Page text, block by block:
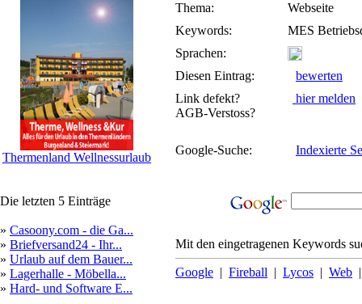
Thermenland Wellnessurlaub
Die letzten 5 Einträge
» Casoony.com - die Ga...
» Briefversand24 - Ihr...
» Urlaub auf dem Bauer...
» Lagerhalle - Möbella...
» Hard- und Software E...
Thema:
Webseite
Keywords:
MES
Sprachen:
Diesen Eintrag:
bewerten
Link defekt?
AGB-Verstoss?
hier melden
Google-Suche: Indexierte
Mit den eingetragenen Keywords
Google | Fireball | Lycos | Web